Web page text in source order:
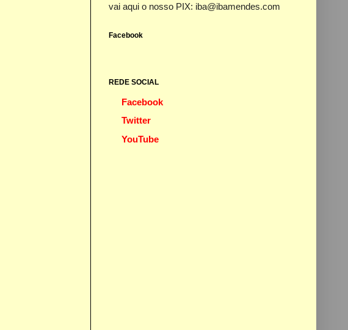
vai aqui o nosso PIX: iba@ibamendes.com
Facebook
REDE SOCIAL
Facebook
Twitter
YouTube